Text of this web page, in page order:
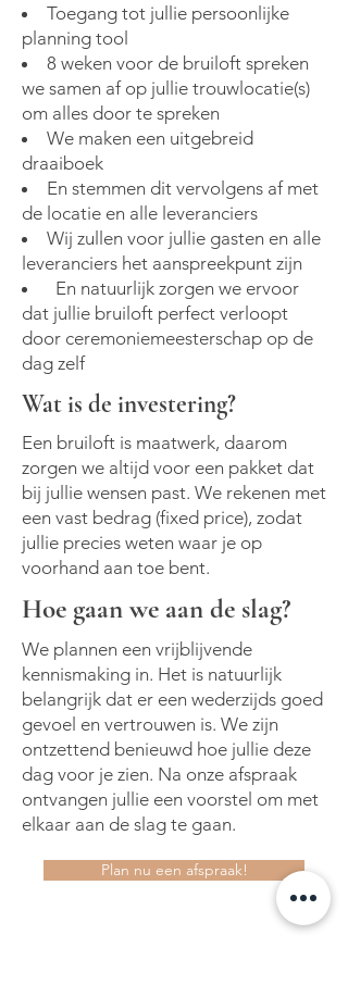
Toegang tot jullie persoonlijke
planning tool
8 weken voor de bruiloft spreken
we samen af op jullie trouwlocatie(s)
om alles door te spreken
We maken een uitgebreid
draaiboek
En stemmen dit vervolgens af met
de locatie en alle leveranciers
Wij zullen voor jullie gasten en alle
leveranciers het aanspreekpunt zijn
En natuurlijk zorgen we ervoor
dat jullie bruiloft perfect verloopt
door ceremoniemeesterschap op de
dag zelf
Wat is de investering?
Een bruiloft is maatwerk, daarom
zorgen we altijd voor een pakket dat
bij jullie wensen past. We rekenen met
een vast bedrag (fixed price), zodat
jullie precies weten waar je op
voorhand aan toe bent.
Hoe gaan we aan de slag?
We plannen een vrijblijvende
kennismaking in. Het is natuurlijk
belangrijk dat er een wederzijds goed
gevoel en vertrouwen is. We zijn
ontzettend benieuwd hoe jullie deze
dag voor je zien. Na onze afspraak
ontvangen jullie een voorstel om met
elkaar aan de slag te gaan.
Plan nu een afspraak!